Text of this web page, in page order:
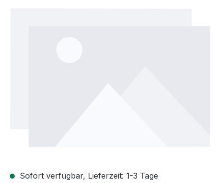
Sofort verfügbar, Lieferzeit: 1-3 Tage